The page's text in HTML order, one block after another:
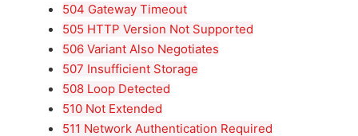
504 Gateway Timeout
505 HTTP Version Not Supported
506 Variant Also Negotiates
507 Insufficient Storage
508 Loop Detected
510 Not Extended
511 Network Authentication Required